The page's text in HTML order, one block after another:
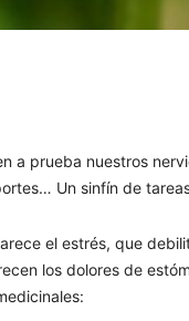
a prueba nuestros
Un sinfín de
el estrés, que
los dolores de